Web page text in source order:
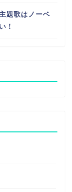
題歌はノーベ
！